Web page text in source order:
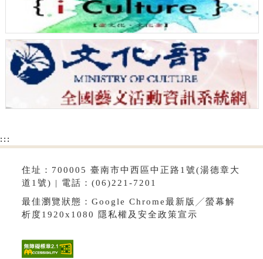
:::
住址：700005 臺南市中西區中正路1號(湯德章大
道1號) | 電話：(06)221-7201
最佳瀏覽狀態：Google Chrome最新版╱螢幕解
析度1920x1080 隱私權及安全政策宣示